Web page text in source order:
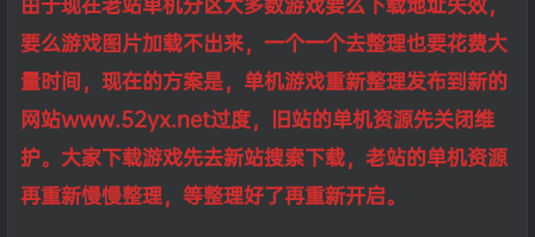
要么游戏图片加载不出来，一个一个去整理也要花费大
量时间，现在的方案是，单机游戏重新整理发布到新的
网站www.52yx.net过度，旧站的单机资源先关闭维
护。大家下载游戏先去新站搜索下载，老站的单机资源
再重新慢慢整理，等整理好了再重新开启。